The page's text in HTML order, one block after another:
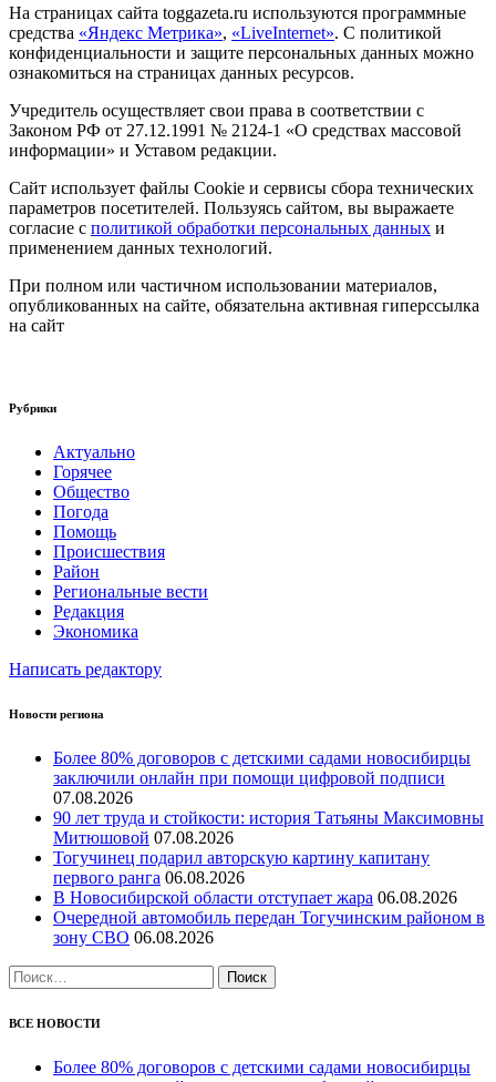
На страницах сайта toggazeta.ru используются программные
средства «Яндекс Метрика», «LiveInternet». С политикой
конфиденциальности и защите персональных данных можно
ознакомиться на страницах данных ресурсов.
Учредитель осуществляет свои права в соответствии с
Законом РФ от 27.12.1991 № 2124-1 «О средствах массовой
информации» и Уставом редакции.
Сайт использует файлы Cookie и сервисы сбора технических
параметров посетителей. Пользуясь сайтом, вы выражаете
согласие с политикой обработки персональных данных и
применением данных технологий.
При полном или частичном использовании материалов,
опубликованных на сайте, обязательна активная гиперссылка
на сайт
Рубрики
Актуально
Горячее
Общество
Погода
Помощь
Происшествия
Район
Региональные вести
Редакция
Экономика
Написать редактору
Новости региона
Более 80% договоров с детскими садами новосибирцы
заключили онлайн при помощи цифровой подписи
07.08.2026
90 лет труда и стойкости: история Татьяны Максимовны
Митюшовой 07.08.2026
Тогучинец подарил авторскую картину капитану
первого ранга 06.08.2026
В Новосибирской области отступает жара 06.08.2026
Очередной автомобиль передан Тогучинским районом в
зону СВО 06.08.2026
Найти:
ВСЕ НОВОСТИ
Более 80% договоров с детскими садами новосибирцы